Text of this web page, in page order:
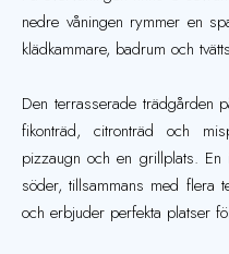
nedre våningen rymmer en
klädkammare, badrum och
Den terrasserade trädgården
fikonträd, citronträd och
pizzaugn och en grillplats. En
söder, tillsammans med flera
och erbjuder perfekta platser